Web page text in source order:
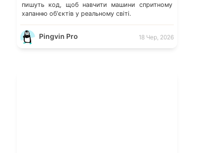
пишуть код, щоб навчити машини спритному
хапанню обʼєктів у реальному світі.
Pingvin Pro 18 Чер, 2026